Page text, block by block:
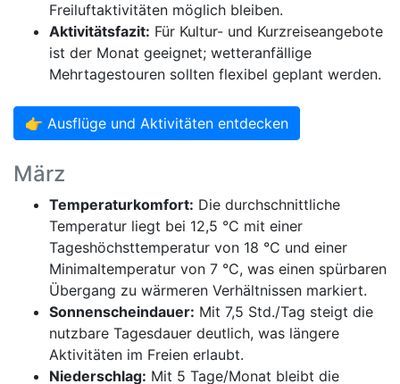
Freiluftaktivitäten möglich bleiben.
Aktivitätsfazit: Für Kultur- und Kurzreiseangebote
ist der Monat geeignet; wetteranfällige
Mehrtagestouren sollten flexibel geplant werden.
👉 Ausflüge und Aktivitäten entdecken
März
Temperaturkomfort: Die durchschnittliche
Temperatur liegt bei 12,5 °C mit einer
Tageshöchsttemperatur von 18 °C und einer
Minimaltemperatur von 7 °C, was einen spürbaren
Übergang zu wärmeren Verhältnissen markiert.
Sonnenscheindauer: Mit 7,5 Std./Tag steigt die
nutzbare Tagesdauer deutlich, was längere
Aktivitäten im Freien erlaubt.
Niederschlag: Mit 5 Tage/Monat bleibt die